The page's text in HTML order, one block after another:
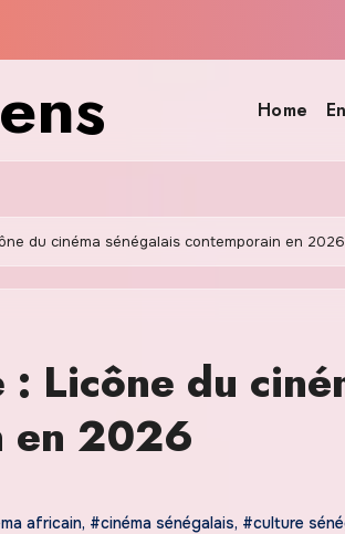
Home
du cinéma sénégalais contemporain en 2026
Licône du
en 2026
africain, #cinéma sénégalais, #culture